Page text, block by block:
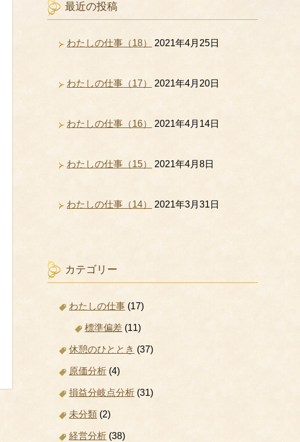
最近の投稿
わたしの仕事（18） 2021年4月25日
わたしの仕事（17） 2021年4月20日
わたしの仕事（16） 2021年4月14日
わたしの仕事（15） 2021年4月8日
わたしの仕事（14） 2021年3月31日
カテゴリー
わたしの仕事 (17)
標準偏差 (11)
休憩のひととき (37)
原価分析 (4)
損益分岐点分析 (31)
未分類 (2)
経営分析 (38)